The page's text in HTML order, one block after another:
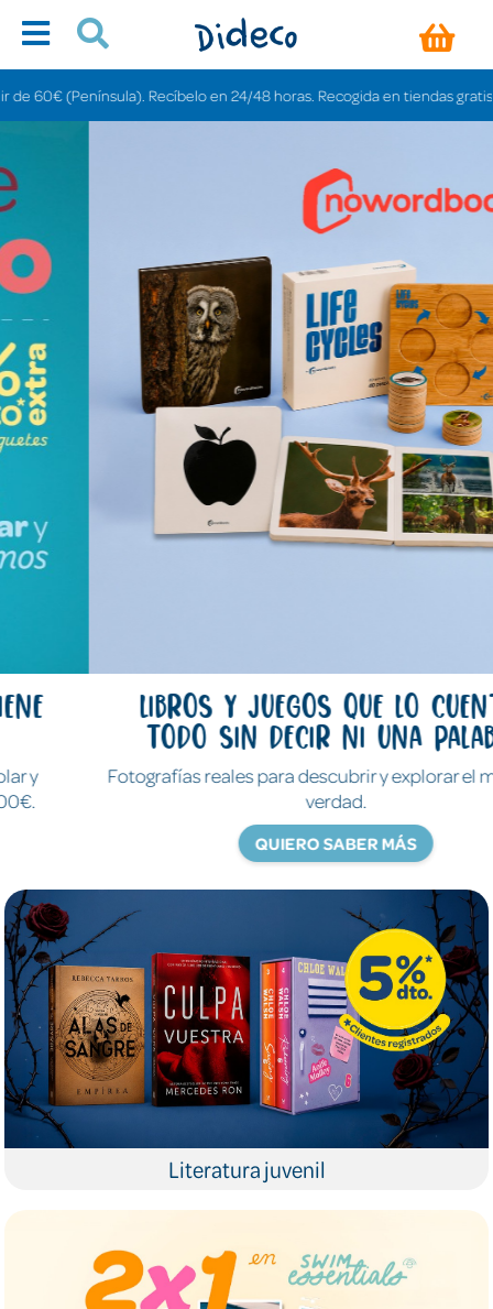
Recíbelo en 24/48 horas. Recogida en tiendas gratis en 3-6 días.
Libros y juegos que lo cuentan
todo sin decir ni una palabra
Fotografías reales para descubrir y explorar el mundo de
QUIERO SABER MÁS
Literatura juvenil